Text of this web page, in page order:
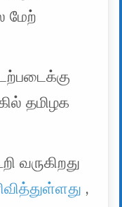
மேற்
தமிழக
வருகிறது
,